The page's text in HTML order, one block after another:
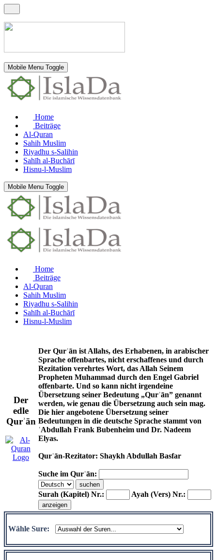
Mobile Menu Toggle
Home
Beiträge
Al-Quran
Sahih Muslim
Riyadhu s-Salihin
Sahīh al-Buchārī
Hisnu-l-Muslim
Mobile Menu Toggle
Home
Beiträge
Al-Quran
Sahih Muslim
Riyadhu s-Salihin
Sahīh al-Buchārī
Hisnu-l-Muslim
Der
edle
Qurʾān
Der Qurʾān ist Allahs, des Erhabenen, in arabischer
Sprache offenbartes, nicht erschaffenes und durch
Rezitation verehrtes Wort, das Allah Seinem
Propheten Muhammad durch den Engel Gabriel
offenbarte. Und so kann nicht irgendeine
Übersetzung seiner Bedeutung „Qurʾān” genannt
werden, wie genau die Übersetzung auch sein mag.
Die hier angebotene Übersetzung seiner
Bedeutungen in die deutsche Sprache stammt von
ʿAbdullah Frank Bubenheim und Dr. Nadeem
Elyas.
Qurʾān-Rezitator: Shaykh Abdullah Basfar
Suche im Qurʾān:
Surah (Kapitel) Nr.: Ayah (Vers) Nr.:
Wähle Sure: